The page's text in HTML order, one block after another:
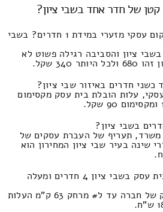
של חדר אחד בשבי ציון?
מהו התעריף של הובלת מקום עסקי מזערי במידת 1 חדרים? בשבי
ציון והסביבה רגילה פשוט לא
340 שקל.
חדרים באיזור שבי ציון?
עלות הובלת בית עסק מקסימום
משרד, תעריף של העברת עסקים של
שינה בעיר שבי ציון המחירון הוא
מהו התעריף של העברת בית עסק בשבי ציון 4 חדרים ומעלה
בסינתזה של שירותי פירוק של חברה עד ל# מרחק 63 ק"מ העלות